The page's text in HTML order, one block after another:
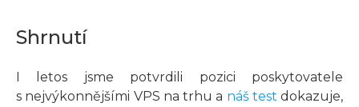
Shrnutí
I letos jsme potvrdili pozici poskytovatele
s nejvýkonnějšími VPS na trhu a náš test dokazuje,